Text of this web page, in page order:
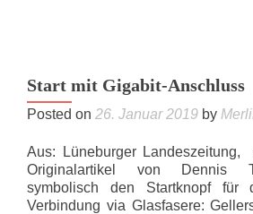
Start mit Gigabit-Anschluss
Posted on 26. Januar 2019 by
Aus: Lüneburger
Originalartikel von Dennis
symbolisch den Startknopf für
Verbindung via Glasfasere: